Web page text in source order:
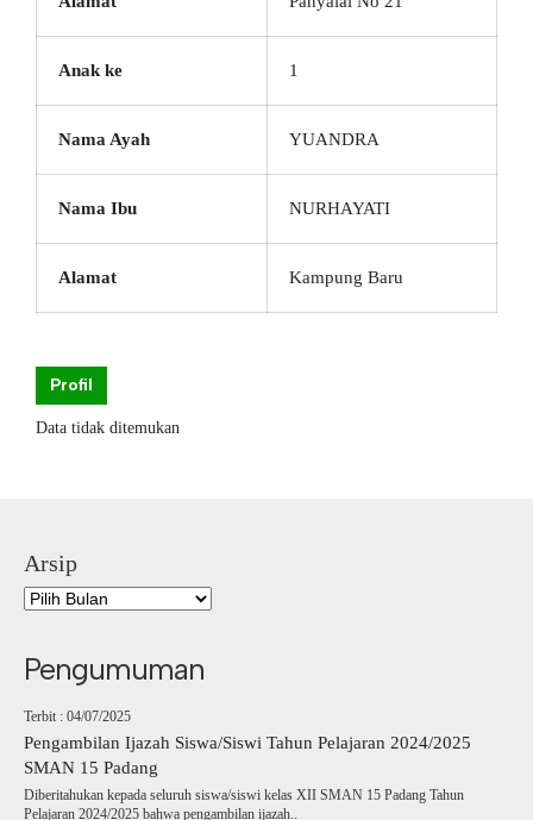
Anak ke 1
Nama Ayah YUANDRA
Nama Ibu NURHAYATI
Alamat Kampung Baru
Profil
Data tidak ditemukan
Arsip
Pengumuman
Terbit : 04/07/2025
Pengambilan Ijazah Siswa/Siswi Tahun Pelajaran 2024/2025
SMAN 15 Padang
Diberitahukan kepada seluruh siswa/siswi kelas XII SMAN 15 Padang Tahun
Pelajaran 2024/2025 bahwa pengambilan ijazah..